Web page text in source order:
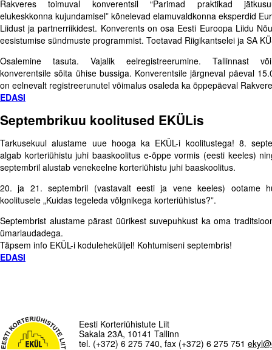
Rakveres toimuval konverentsil “Parimad praktikad
elukeskkonna kujundamisel” kõnelevad elamuvaldkonna eksperdid
Liidust ja partnerriikidest. Konverents on osa Eesti Euroopa Liidu
eesistumise sündmuste programmist. Toetavad Riigikantselei ja SA
Osalemine tasuta. Vajalik eelregistreerumine. Tallinnast
konverentsile sõita ühise bussiga. Konverentsile järgneval päeval
on eelnevalt registreerunutel võimalus osaleda ka õppepäeval
EDASI
Septembrikuu koolitused EKÜLis
Tarkusekuul alustame uue hooga ka EKÜL-i koolitustega! 8.
algab korteriühistu juhi baaskoolitus e-õppe vormis (eesti keeles)
septembril alustab venekeelne korteriühistu juhi baaskoolitus.
20. ja 21. septembril (vastavalt eesti ja vene keeles) ootame
koolitusele „Kuidas tegeleda võlgnikega korteriühistus?”.
Septembrist alustame pärast üürikest suvepuhkust ka oma
ümarlaudadega.
Täpsem info EKÜL-i koduleheküljel! Kohtumiseni septembris!
EDASI
Eesti Korteriühistute Liit
Sakala 23A, 10141 Tallinn
tel. (+372) 6 275 740, fax (+372) 6 275 751